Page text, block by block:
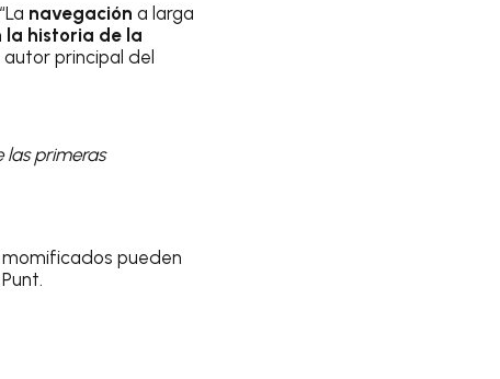
navegación a larga
historia de la
autor principal del
las primeras
momificados pueden